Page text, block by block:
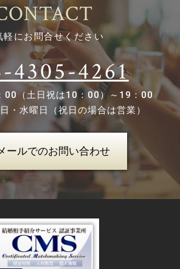
軽にお問合せください
4305-4261
00（土日祝は10：00）～19：00
・水曜日（祝日の場合は営業）
ールでのお問い合わせ